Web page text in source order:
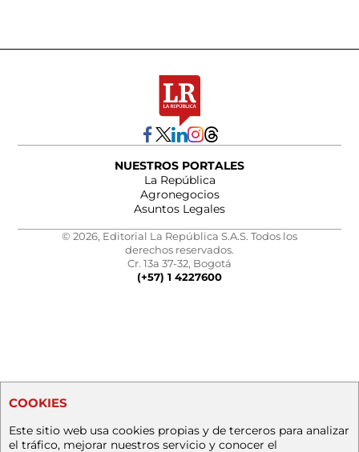
NUESTROS PORTALES
La República
Agronegocios
Asuntos Legales
© 2026, Editorial La República S.A.S. Todos los
derechos reservados.
Cr. 13a 37-32, Bogotá
(+57) 1 4227600
COOKIES
Este sitio web usa cookies propias y de terceros para analizar
el tráfico, mejorar nuestros servicio y conocer el